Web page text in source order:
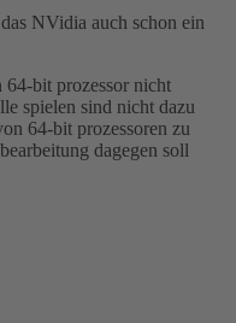
NVidia auch schon ein
bit prozessor nicht
spielen sind nicht dazu
64-bit prozessoren zu
dagegen soll